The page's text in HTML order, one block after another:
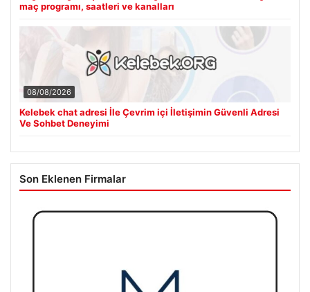
maç programı, saatleri ve kanalları
08/08/2026
Kelebek chat adresi İle Çevrim içi İletişimin Güvenli Adresi
Ve Sohbet Deneyimi
Son Eklenen Firmalar